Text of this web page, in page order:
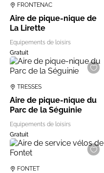
FRONTENAC
Aire de pique-nique de
La Lirette
Equipements de loisirs
Gratuit
TRESSES
Aire de pique-nique du
Parc de la Séguinie
Equipements de loisirs
Gratuit
FONTET